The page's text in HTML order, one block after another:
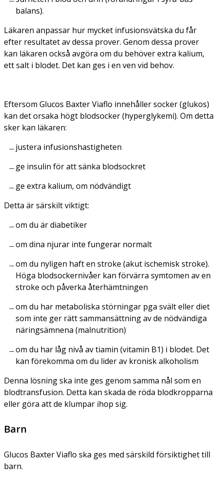
balans).
Läkaren anpassar hur mycket infusionsvätska du får
efter resultatet av dessa prover. Genom dessa prover
kan läkaren också avgöra om du behöver extra kalium,
ett salt i blodet. Det kan ges i en ven vid behov.
Eftersom Glucos Baxter Viaflo innehåller socker (glukos)
kan det orsaka högt blodsocker (hyperglykemi). Om detta
sker kan läkaren:
justera infusionshastigheten
ge insulin för att sänka blodsockret
ge extra kalium, om nödvändigt
Detta är särskilt viktigt:
om du är diabetiker
om dina njurar inte fungerar normalt
om du nyligen haft en stroke (akut ischemisk stroke).
Höga blodsockernivåer kan förvärra symtomen av en
stroke och påverka återhämtningen
om du har metaboliska störningar pga svält eller diet
som inte ger rätt sammansättning av de nödvändiga
näringsämnena (malnutrition)
om du har låg nivå av tiamin (vitamin B1) i blodet. Det
kan förekomma om du lider av kronisk alkoholism
Denna lösning ska inte ges genom samma nål som en
blodtransfusion. Detta kan skada de röda blodkropparna
eller göra att de klumpar ihop sig.
Barn
Glucos Baxter Viaflo ska ges med särskild försiktighet till
barn.